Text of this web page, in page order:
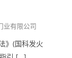
业有限公司
》(国科发火